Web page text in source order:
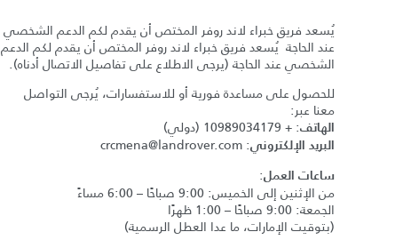
يُسعد فريق خبراء لاند روفر المختص أن يقدم لكم الدعم الشخصي
عند الحاجة يُسعد فريق خبراء لاند روفر المختص أن يقدم لكم الدعم
الشخصي عند الحاجة (يرجى الاطلاع على تفاصيل الاتصال أدناه).
للحصول على مساعدة فورية أو للاستفسارات، يُرجى التواصل
معنا عبر:
الهاتف:
+ 10989034179 (دولي)
البريد الإلكتروني:
crcmena@landrover.com
ساعات العمل:
من الإثنين إلى الخميس: 9:00 صباحًا – 6:00 مساءً
الجمعة: 9:00 صباحًا – 1:00 ظهرًا
(بتوقيت الإمارات، ما عدا العطل الرسمية)